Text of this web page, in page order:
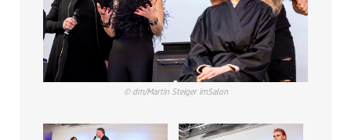
© dm/Martin Steiger imSalon